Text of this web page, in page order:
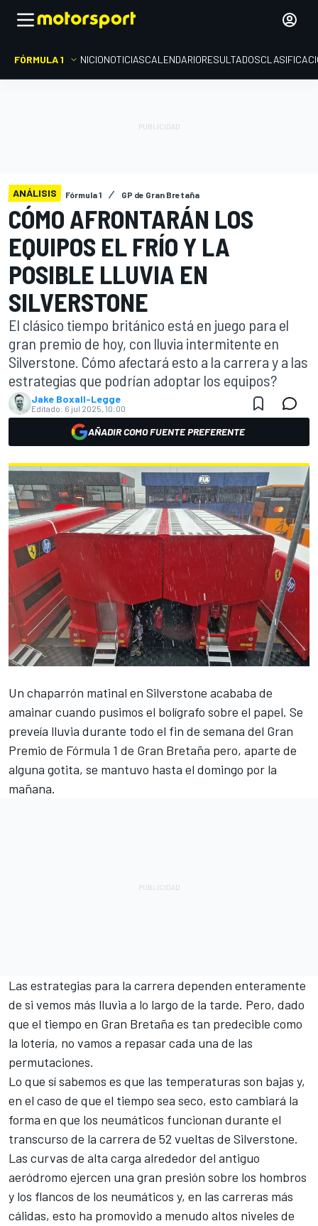
FÓRMULA 1 INICIONOTICIASCALENDARIORESULTADOS
ANÁLISIS Fórmula 1 GP de Gran Bretaña
CÓMO AFRONTARÁN LOS
EQUIPOS EL FRÍO Y LA
POSIBLE LLUVIA EN
SILVERSTONE
El clásico tiempo británico está en juego para el
gran premio de hoy, con lluvia intermitente en
Silverstone. Cómo afectará esto a la carrera y a las
estrategias que podrían adoptar los equipos?
Jake Boxall-Legge
Editado: 6 jul 2025, 10:00
AÑADIR COMO FUENTE PREFERENTE
Un chaparrón matinal en Silverstone acababa de
amainar cuando pusimos el bolígrafo sobre el papel. Se
preveía lluvia durante todo el fin de semana del Gran
Premio de Fórmula 1 de Gran Bretaña pero, aparte de
alguna gotita, se mantuvo hasta el domingo por la
mañana.
Las estrategias para la carrera dependen enteramente
de si vemos más lluvia a lo largo de la tarde. Pero, dado
que el tiempo en Gran Bretaña es tan predecible como
la lotería, no vamos a repasar cada una de las
permutaciones.
Lo que sí sabemos es que las temperaturas son bajas y,
en el caso de que el tiempo sea seco, esto cambiará la
forma en que los neumáticos funcionan durante el
transcurso de la carrera de 52 vueltas de Silverstone.
Las curvas de alta carga alrededor del antiguo
aeródromo ejercen una gran presión sobre los hombros
y los flancos de los neumáticos y, en las carreras más
cálidas, esto ha promovido a menudo altos niveles de